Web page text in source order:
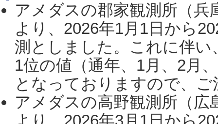
アメダスの郡家観測所（
より、2026年1月1日から
測としました。これに伴い
1位の値（通年、1月、2月
となっておりますので、
アメダスの高野観測所（
より、2026年3月1日から